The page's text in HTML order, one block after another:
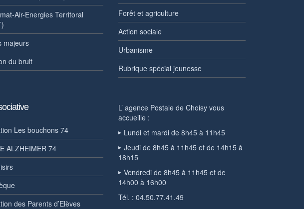
Air-Energies Territoral
majeurs
du bruit
Forêt et agriculture
Action sociale
Urbanisme
Rubrique spécial jeunesse
Les bouchons 74
ALZHEIMER 74
des Parents d’Elèves
L’ agence Postale de Choisy vous
accueille :
Lundi et mardi de 8h45 à 11h45
Jeudi de 8h45 à 11h45 et de 14h15 à
18h15
Vendredi de 8h45 à 11h45 et de
14h00 à 16h00
Tél. : 04.50.77.41.49